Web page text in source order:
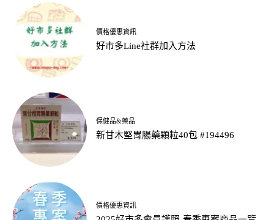
價格優惠資訊
好市多Line社群加入方法
保健品&藥品
新甘木堅胃腸藥顆粒40包 #194496
價格優惠資訊